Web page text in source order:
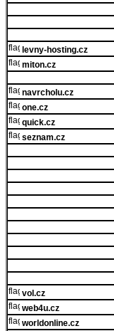
levny-hosting.cz
miton.cz
navrcholu.cz
one.cz
quick.cz
seznam.cz
vol.cz
web4u.cz
worldonline.cz